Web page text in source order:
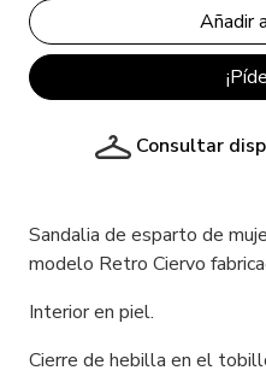
Consultar
Sandalia de esparto de
modelo Retro Ciervo
Interior en piel.
Cierre de hebilla en el